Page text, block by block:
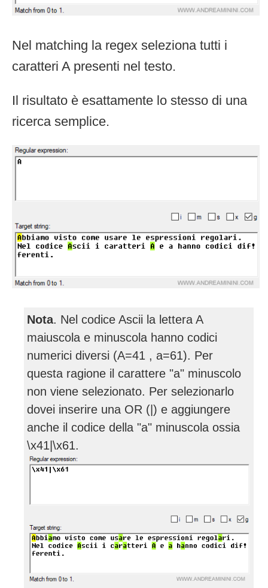
Nel matching la regex seleziona tutti i
caratteri A presenti nel testo.
Il risultato è esattamente lo stesso di una
ricerca semplice.
Nota. Nel codice Ascii la lettera A
maiuscola e minuscola hanno codici
numerici diversi (A=41 , a=61). Per
questa ragione il carattere "a" minuscolo
non viene selezionato. Per selezionarlo
dovei inserire una OR (|) e aggiungere
anche il codice della "a" minuscola ossia
\x41|\x61.